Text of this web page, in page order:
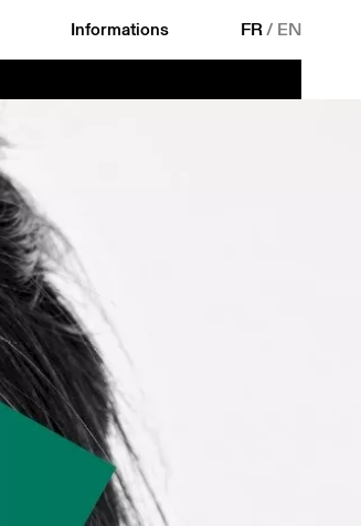
Informations FR/ EN